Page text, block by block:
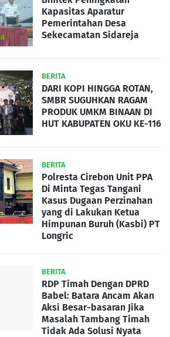
Kapasitas Aparatur
Pemerintahan Desa
Sekecamatan Sidareja
BERITA
DARI KOPI HINGGA ROTAN,
SMBR SUGUHKAN RAGAM
PRODUK UMKM BINAAN DI
HUT KABUPATEN OKU KE-116
BERITA
Polresta Cirebon Unit PPA
Di Minta Tegas Tangani
Kasus Dugaan Perzinahan
yang di Lakukan Ketua
Himpunan Buruh (Kasbi) PT
Longric
BERITA
RDP Timah Dengan DPRD
Babel: Batara Ancam Akan
Aksi Besar-basaran Jika
Masalah Tambang Timah
Tidak Ada Solusi Nyata